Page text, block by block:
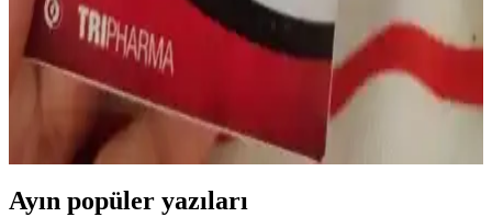
Mideye Dokunmayan Demir İlacı ile Konforlu ve
Etkin Demir Takviyesi Yöntemleri
Mideye dokunmayan demir ilaçları, mide rahatsızlıklarını azaltarak
demir eksikliği tedavisinde konforlu ve etkili bir çözüm sunar.
Hassas mideye sahip bireyler için ideal takviyedir.
Ayın popüler yazıları